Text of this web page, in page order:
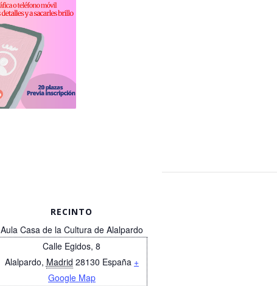
RECINTO
Aula Casa de la Cultura de Alalpardo
Calle Egidos, 8
Alalpardo, Madrid 28130 España +
Google Map